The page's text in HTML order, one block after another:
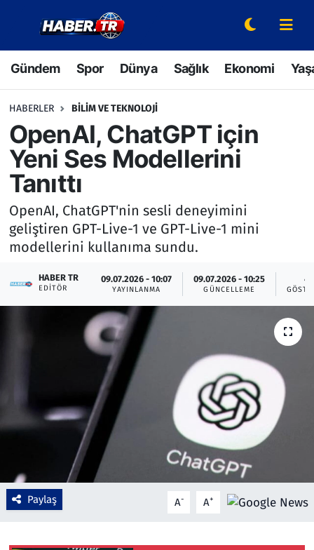
Gündem Spor Dünya Sağlık Ekonomi
HABERLER BILIM VE TEKNOLOJI
OpenAI, ChatGPT için
Yeni Ses Modellerini
Tanıttı
OpenAI, ChatGPT'nin sesli deneyimini
geliştiren GPT-Live-1 ve GPT-Live-1 mini
modellerini kullanıma sundu.
HABER TR
EDITÖR
09.07.2026 - 10:07
YAYINLANMA
09.07.2026 - 10:25
GÜNCELLEME
4
Paylaş A- A+
Gündem
Spor
Sağlık
Ekonomi
Yaşam
Bilim ve Teknoloji
Çevre & Doğa
Turizm
Hava Durumu
Trafik Durumu
Süper Lig Puan Durumu ve Fikstür
Tüm Manşetler
Son Dakika Haberleri
Haber Arşivi